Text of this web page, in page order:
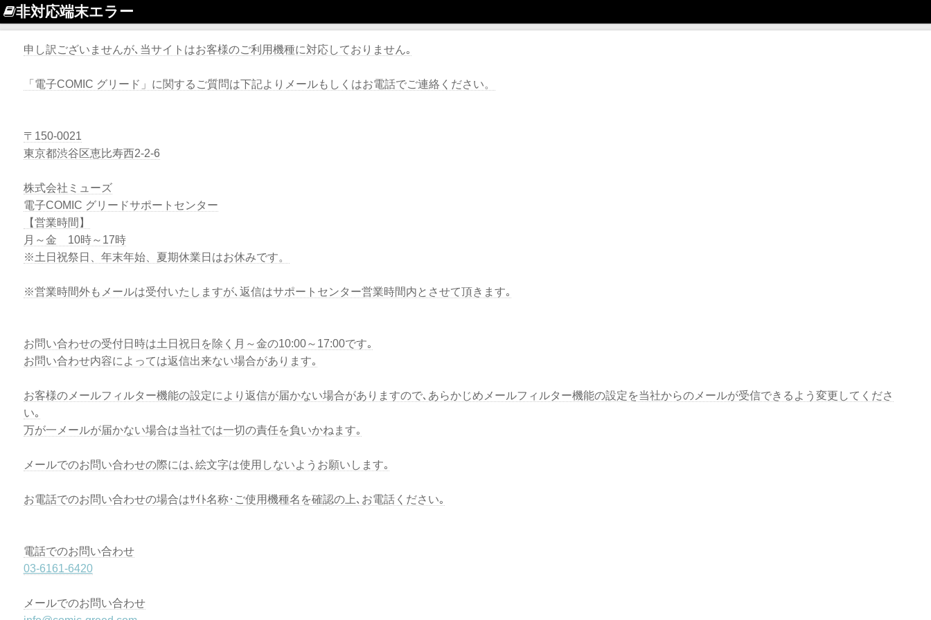
非対応端末エラー
申し訳ございませんが､当サイトはお客様のご利用機種に対応しておりません｡
「電子COMIC グリード」に関するご質問は下記よりメールもしくはお電話でご連絡ください。
〒150-0021
東京都渋谷区恵比寿西2-2-6
株式会社ミューズ
電子COMIC グリードサポートセンター
【営業時間】
月～金 10時～17時
※土日祝祭日、年末年始、夏期休業日はお休みです。
※営業時間外もメールは受付いたしますが､返信はサポートセンター営業時間内とさせて頂きます｡
お問い合わせの受付日時は土日祝日を除く月～金の10:00～17:00です｡
お問い合わせ内容によっては返信出来ない場合があります｡
お客様のメールフィルター機能の設定により返信が届かない場合がありますので､あらかじめメールフィルター機能の設定を当社からのメールが受信できるよう変更してくださ
い｡
万が一メールが届かない場合は当社では一切の責任を負いかねます｡
メールでのお問い合わせの際には､絵文字は使用しないようお願いします｡
お電話でのお問い合わせの場合はｻｲﾄ名称･ご使用機種名を確認の上､お電話ください｡
電話でのお問い合わせ
03-6161-6420
メールでのお問い合わせ